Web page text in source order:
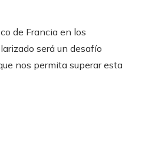
de Francia en los
será un desafío
nos permita superar esta